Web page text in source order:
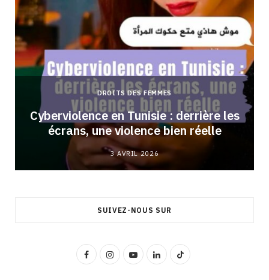
DROITS DES FEMMES
Cyberviolence en Tunisie : derrière les
écrans, une violence bien réelle
3 AVRIL 2026
SUIVEZ-NOUS SUR
F
I
Y
L
T